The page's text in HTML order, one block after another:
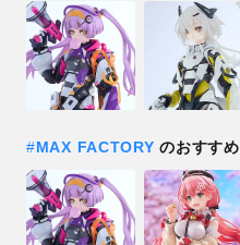
#MAX FACTORY のおすすめ